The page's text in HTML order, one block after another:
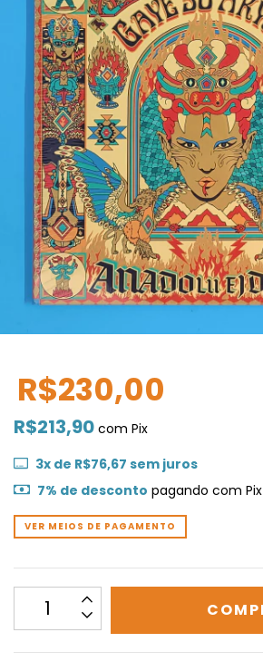
R$230,00
R$213,90 com Pix
3x de R$76,67 sem juros
7% de desconto pagando com Pix
VER MEIOS DE PAGAMENTO